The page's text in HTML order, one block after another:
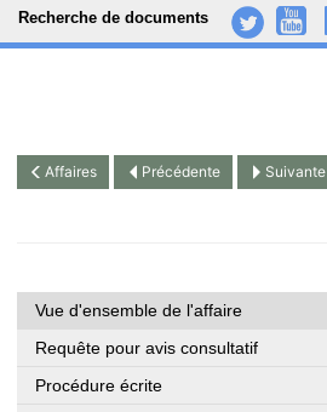
Recherche de documents
. -
Affaires Précédente Suivante
Vue d'ensemble de l'affaire
Requête pour avis consultatif
Procédure écrite